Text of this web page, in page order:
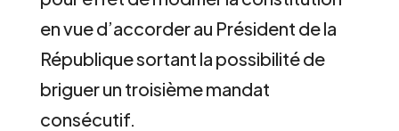
en vue d’accorder au Président de la
République sortant la possibilité de
briguer un troisième mandat
consécutif.